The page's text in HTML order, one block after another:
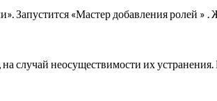
Запустится «Мастер добавления ролей
случай неосуществимости их